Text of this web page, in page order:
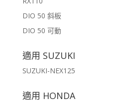
DIO 50 斜板
DIO 50 可動
適用 SUZUKI
SUZUKI-NEX125
適用 HONDA